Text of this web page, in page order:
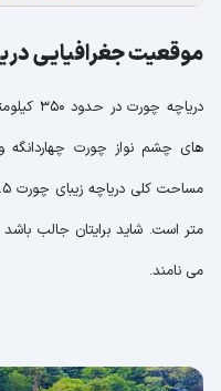
موقعیت جغرافیایی
دریاچه
متر است. شاید برایتان جالب باشد
می نامند.